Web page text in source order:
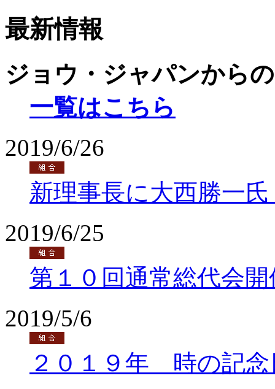
最新情報
ジョウ・ジャパンから
一覧はこちら
2019/6/26
新理事長に大西勝一
2019/6/25
第１０回通常総代会開
2019/5/6
２０１９年 時の記